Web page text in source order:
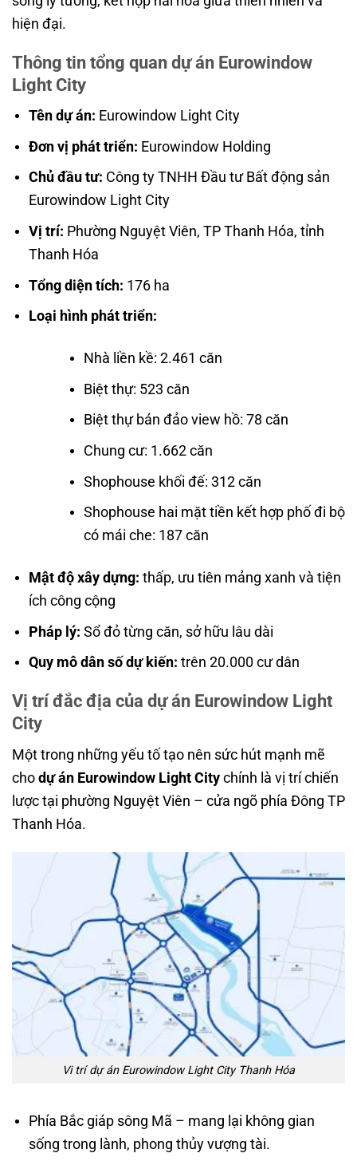
hiện đại.
Thông tin tổng quan dự án Eurowindow
Light City
Tên dự án: Eurowindow Light City
Đơn vị phát triển: Eurowindow Holding
Chủ đầu tư: Công ty TNHH Đầu tư Bất động sản
Eurowindow Light City
Vị trí: Phường Nguyệt Viên, TP Thanh Hóa, tỉnh
Thanh Hóa
Tổng diện tích: 176 ha
Loại hình phát triển:
Nhà liền kề: 2.461 căn
Biệt thự: 523 căn
Biệt thự bán đảo view hồ: 78 căn
Chung cư: 1.662 căn
Shophouse khối đế: 312 căn
Shophouse hai mặt tiền kết hợp phố đi bộ
có mái che: 187 căn
Mật độ xây dựng: thấp, ưu tiên mảng xanh và tiện
ích công cộng
Pháp lý: Sổ đỏ từng căn, sở hữu lâu dài
Quy mô dân số dự kiến: trên 20.000 cư dân
Vị trí đắc địa của dự án Eurowindow Light
City
Một trong những yếu tố tạo nên sức hút mạnh mẽ
chodự án Eurowindow Light Citychính là vị trí chiến
lược tại phường Nguyệt Viên – cửa ngõ phía Đông TP
Thanh Hóa.
Vi trí dự án Eurowindow Light City Thanh Hóa
Phía Bắc giáp sông Mã – mang lại không gian
sống trong lành, phong thủy vượng tài.